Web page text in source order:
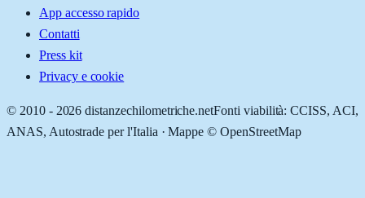
App accesso rapido
Contatti
Press kit
Privacy e cookie
© 2010 - 2026 distanzechilometriche.netFonti viabilità: CCISS, ACI,
ANAS, Autostrade per l'Italia · Mappe © OpenStreetMap